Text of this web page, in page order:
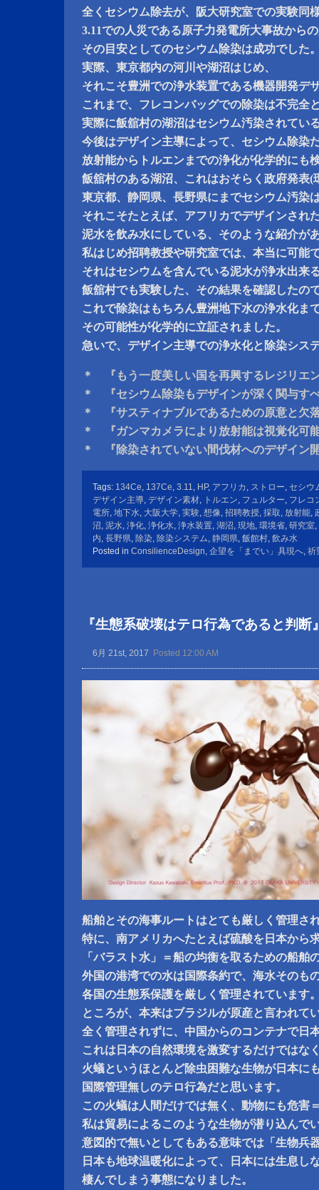
全くセシウム除去が、阪大研究室での実験同
3.11での人災である原子力発電所大事故から
その目安としてのセシウム除染は成功でした
実際、東京都内の河川や湖沼はじめ、
それこそ豊洲での浄水装置である機器開発デ
これまで、フレコンバッグでの除染は不完全
実際に飯舘村の湖沼はセシウム汚染されてい
今後はデザイン主導によって、セシウム除染
放射能からトルエンまでの浄化が化学的にも
飯舘村のある湖沼、これはおそらく政府発表(
東京都、静岡県、長野県にまでセシウム汚染
それこそたとえば、アフリカでデザインされ
泥水を飲み水にしている、そのような紹介が
私はじめ招聘教授や研究室では、本当に可能
それはセシウムを含んでいる泥水が浄水出来
飯舘村でも実験した、その結果を確認したの
これで除染はもちろん豊洲地下水の浄水化ま
その可能性が化学的に立証されました。
急いで、デザイン主導での浄水化と除染シス
＊ 『もう一度美しい国を再興するレジリエ
＊ 『セシウム除染もデザインが深く関与す
＊ 『サスティナブルであるための原意と欠
＊ 『ガンマカメラにより放射能は視覚化可
＊ 『除染されていない間伐材へのデザイン
Tags: 134Ce, 137Ce, 3.11, HP, アフリカ , ストロー, セシウ
デザイン主導, デザイン素材, トルエン, フュルター, フレコ
電所, 地下水, 大阪大学, 実験, 想像, 招聘教授, 採取, 放射能,
沼, 泥水, 浄化, 浄化水, 浄水装置, 湖沼, 現地, 環境省, 研究室,
内, 長野県, 除染, 除染システム, 静岡県, 飯館村, 飲み水
Posted in ConsilienceDesign, 企望を「までい」具現へ, 祈
『生態系破壊はテロ行為であると判断
6月 21st, 2017 Posted 12:00 AM
船舶とその海事ルートはとても厳しく管理さ
特に、南アメリカへたとえば硫酸を日本から
「バラスト水」＝船の均衡を取るための船舶
外国の港湾での水は国際条約で、海水そのも
各国の生態系保護を厳しく管理されています
ところが、本来はブラジルが原産と言われて
全く管理されずに、中国からのコンテナで日
これは日本の自然環境を激変するだけではな
火蟻というほとんど除虫困難な生物が日本に
国際管理無しのテロ行為だと思います。
この火蟻は人間だけでは無く、動物にも危害
私は貿易によるこのような生物が潜り込んで
意図的で無いとしてもある意味では「生物兵
日本も地球温暖化によって、日本には生息し
棲んでしまう事態になりました。